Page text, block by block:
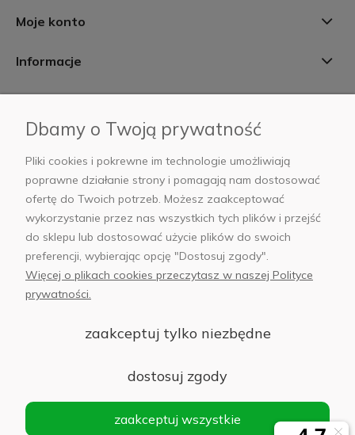
Moje konto
Informacje
AB Foto
sklep@abfoto.pl
+48 797 971 275
© 2025 Wszelkie prawa zastrzeżone. Serwis własnością:
Sp. z o.o.
Siedziba: 02-486 WARSZAWA, Al. Jerozolimskie 176, NIP
1132646403 KRS nr 0000271999
Dbamy o Twoją prywatność
Pliki cookies i pokrewne im technologie umożliwiają
poprawne działanie strony i pomagają nam dostosować
ofertę do Twoich potrzeb. Możesz zaakceptować
wykorzystanie przez nas wszystkich tych plików i przejść
do sklepu lub dostosować użycie plików do swoich
preferencji, wybierając opcję "Dostosuj zgody".
Więcej o plikach cookies przeczytasz w naszej Polityce
prywatności.
zaakceptuj tylko niezbędne
dostosuj zgody
zaakceptuj wszystkie